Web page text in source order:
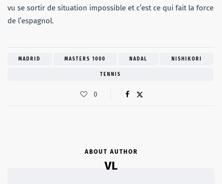
vu se sortir de situation impossible et c’est ce qui fait la force
de l’espagnol.
MADRID MASTERS 1000 NADAL NISHIKORI
TENNIS
0
ABOUT AUTHOR
VL